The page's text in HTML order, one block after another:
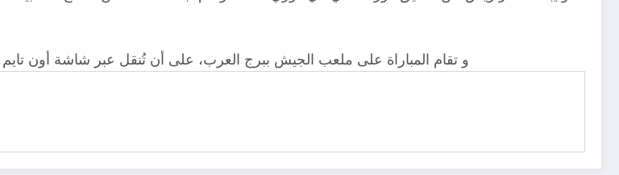
و تقام المباراة على ملعب الجيش ببرج العرب، على أن تُنقل عبر شاشة أون تايم